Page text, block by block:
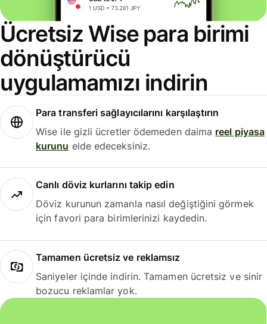
Ücretsiz Wise para birimi
dönüştürücü
uygulamamızı indirin
Para transferi sağlayıcılarını karşılaştırın
Wise ile gizli ücretler ödemeden daima reel piyasa
kurunu elde edeceksiniz.
Canlı döviz kurlarını takip edin
Döviz kurunun zamanla nasıl değiştiğini görmek
için favori para birimlerinizi kaydedin.
Tamamen ücretsiz ve reklamsız
Saniyeler içinde indirin. Tamamen ücretsiz ve sinir
bozucu reklamlar yok.